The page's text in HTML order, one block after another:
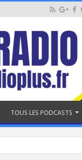
TOUS LES PODCASTS